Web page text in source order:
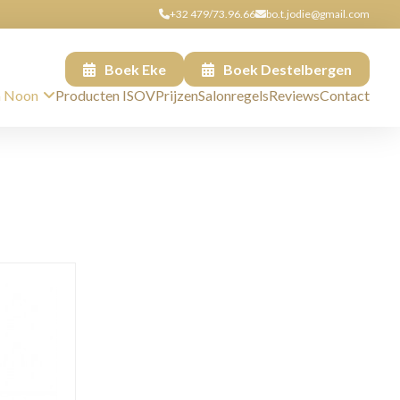
+32 479/73.96.66 bo.t.jodie@gmail.com
Noon Producten ISOVPrijzenSalonregelsReviewsContact
Boek Eke Boek Destelbergen